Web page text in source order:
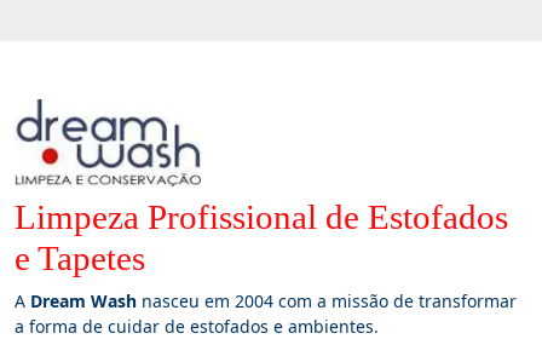
Limpeza Profissional de Estofados
e Tapetes
A Dream Wash nasceu em 2004 com a missão de transformar
a forma de cuidar de estofados e ambientes.